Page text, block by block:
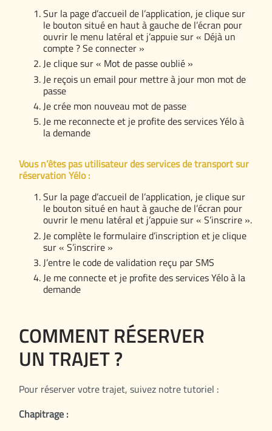
Sur la page d’accueil de l’application, je clique sur
le bouton situé en haut à gauche de l’écran pour
ouvrir le menu latéral et j’appuie sur « Déjà un
compte ? Se connecter »
Je clique sur « Mot de passe oublié »
Je reçois un email pour mettre à jour mon mot de
passe
Je crée mon nouveau mot de passe
Je me reconnecte et je profite des services Yélo à
la demande
Vous n’êtes pas utilisateur des services de transport sur
réservation Yélo :
Sur la page d’accueil de l’application, je clique sur
le bouton situé en haut à gauche de l’écran pour
ouvrir le menu latéral et j’appuie sur « S’inscrire ».
Je complète le formulaire d’inscription et je clique
sur « S’inscrire »
J’entre le code de validation reçu par SMS
Je me connecte et je profite des services Yélo à la
demande
COMMENT RÉSERVER
UN TRAJET ?
Pour réserver votre trajet, suivez notre tutoriel :
Chapitrage :